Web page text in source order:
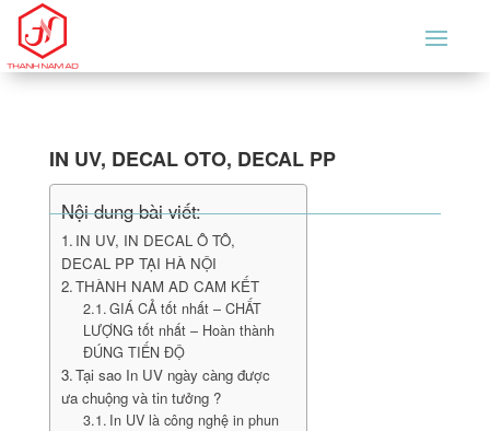
IN UV, DECAL OTO, DECAL PP
Nội dung bài viết:
IN UV, IN DECAL Ô TÔ,
DECAL PP TẠI HÀ NỘI
THÀNH NAM AD CAM KẾT
GIÁ CẢ tốt nhất – CHẤT
LƯỢNG tốt nhất – Hoàn thành
ĐÚNG TIẾN ĐỘ
Tại sao In UV ngày càng được
ưa chuộng và tin tưởng ?
In UV là công nghệ in phun